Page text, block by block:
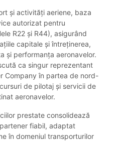
și activități aeriene, baza
autorizat pentru
R22 și R44), asigurând
capitale și întreținerea,
și performanța aeronavelor.
ca singur reprezentant
Company în partea de nord-
de pilotaj și servicii de
aeronavelor.
prestate consolidează
fiabil, adaptat
în domeniul transporturilor